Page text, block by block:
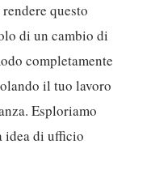
questo
di un cambio di
completamente
il tuo lavoro
Esploriamo
idea di ufficio